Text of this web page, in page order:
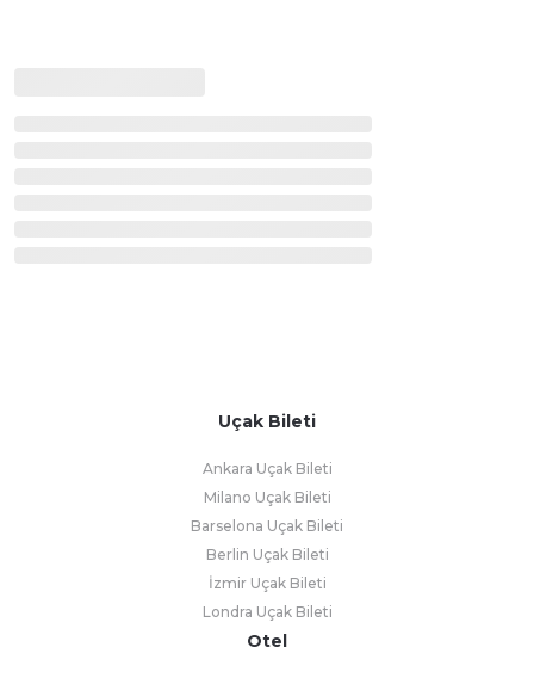
Uçak Bileti
Ankara Uçak Bileti
Milano Uçak Bileti
Barselona Uçak Bileti
Berlin Uçak Bileti
İzmir Uçak Bileti
Londra Uçak Bileti
Otel